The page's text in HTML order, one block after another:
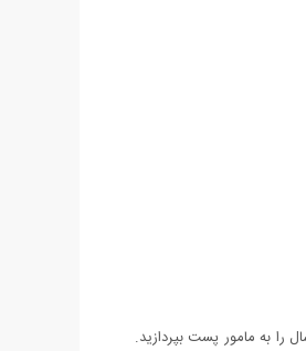
را به مامور پست بپردازید.